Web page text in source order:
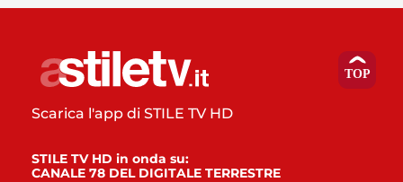
Scarica l'app di STILE TV HD
STILE TV HD in onda su:
CANALE 78 DEL DIGITALE TERRESTRE